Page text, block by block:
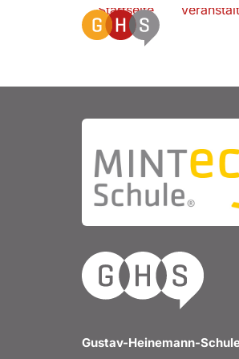
Startseite
Gustav-Heinemann-